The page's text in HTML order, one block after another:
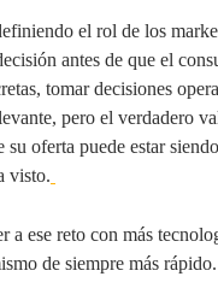
el rol de los
antes de que el
tomar decisiones
pero el verdadero
oferta puede estar
visto.
ese reto con más
de siempre más